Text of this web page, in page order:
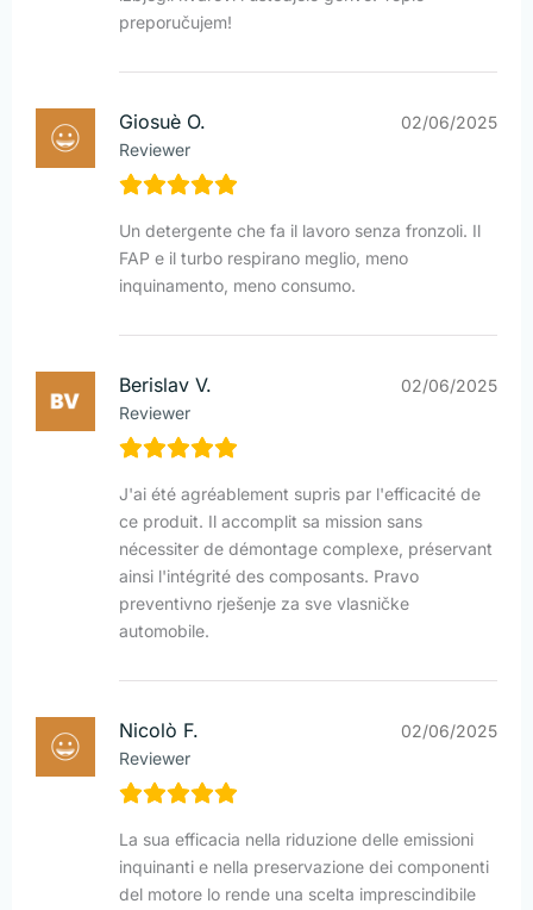
preporučujem!
Giosuè O.
Reviewer
02/06/2025
Un detergente che fa il lavoro senza fronzoli. Il
FAP e il turbo respirano meglio, meno
inquinamento, meno consumo.
Berislav V.
Reviewer
02/06/2025
J'ai été agréablement supris par l'efficacité de
ce produit. Il accomplit sa mission sans
nécessiter de démontage complexe, préservant
ainsi l'intégrité des composants. Pravo
preventivno rješenje za sve vlasničke
automobile.
Nicolò F.
Reviewer
02/06/2025
La sua efficacia nella riduzione delle emissioni
inquinanti e nella preservazione dei componenti
del motore lo rende una scelta imprescindibile